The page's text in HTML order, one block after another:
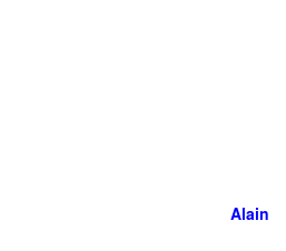
Alain